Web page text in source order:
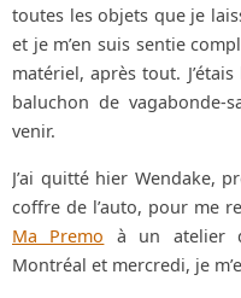
toutes les objets que je
et je m’en suis sentie
matériel, après tout.
baluchon de vagabonde-
venir.
J’ai quitté hier Wendake,
coffre de l’auto, pour me
Ma Premo à un atelier
Montréal et mercredi, je